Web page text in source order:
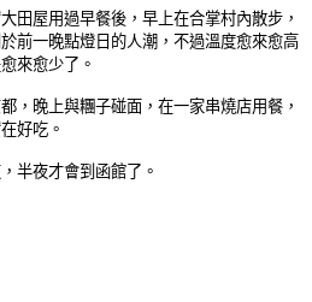
田屋用過早餐後，早上在合掌村內散步，
前一晚點燈日的人潮，不過溫度愈來愈高
來愈少了。
，晚上與糰子碰面，在一家串燒店用餐，
好吃。
半夜才會到函館了。